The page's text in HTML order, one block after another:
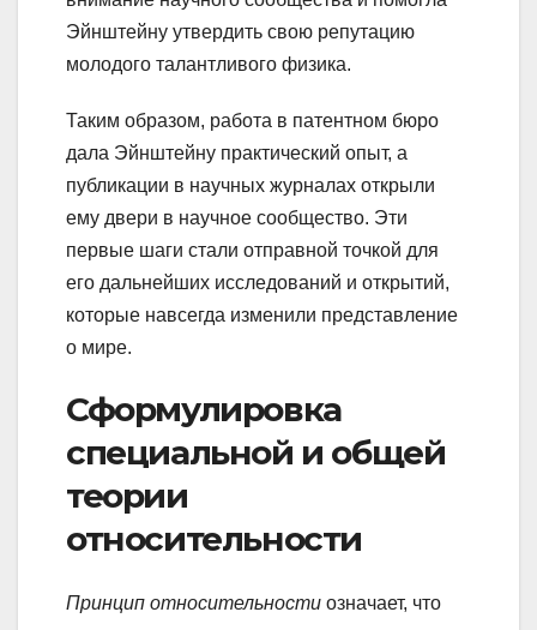
Эйнштейну утвердить свою репутацию
молодого талантливого физика.
Таким образом, работа в патентном бюро
дала Эйнштейну практический опыт, а
публикации в научных журналах открыли
ему двери в научное сообщество. Эти
первые шаги стали отправной точкой для
его дальнейших исследований и открытий,
которые навсегда изменили представление
о мире.
Сформулировка
специальной и общей
теории
относительности
Принцип относительности означает, что